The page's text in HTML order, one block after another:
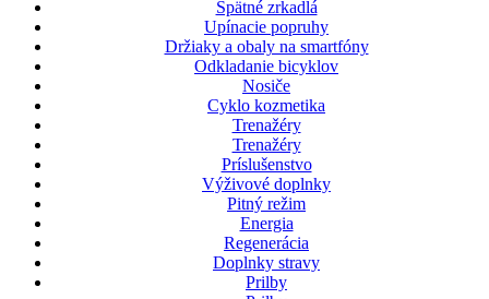
Spätné zrkadlá
Upínacie popruhy
Držiaky a obaly na smartfóny
Odkladanie bicyklov
Nosiče
Cyklo kozmetika
Trenažéry
Trenažéry
Príslušenstvo
Výživové doplnky
Pitný režim
Energia
Regenerácia
Doplnky stravy
Prilby